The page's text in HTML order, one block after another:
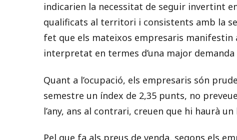
indicarien la necessitat de seguir invertint
qualificats al territori i consistents amb la
fet que els mateixos empresaris
interpretat en termes d’una major
Quant a l’ocupació, els empresaris són
semestre un índex de 2,35 punts, no
l’any, ans al contrari, creuen que hi haurà
Pel que fa als preus de venda, segons els